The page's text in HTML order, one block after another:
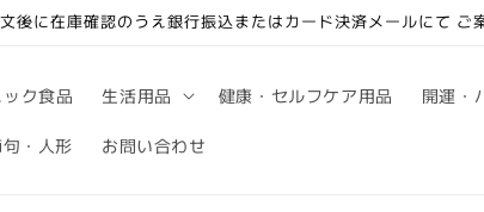
後に在庫確認のうえ銀行振込またはカード決済メールにて ご
ク食品 生活用品 健康・セルフケア用品 開運・
・人形 お問い合わせ